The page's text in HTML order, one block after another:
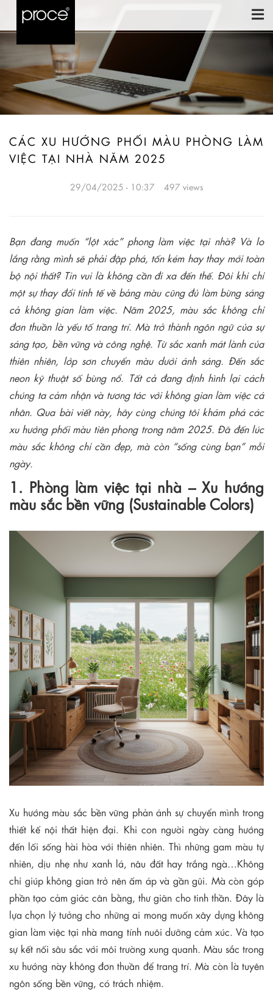
CÁC XU HƯỚNG PHỐI MÀU PHÒNG LÀM
VIỆC TẠI NHÀ NĂM 2025
29/04/2025 - 10:37 497 views
Bạn đang muốn “lột xác” phong làm việc tại nhà? Và lo
lắng rằng mình sẽ phải đập phá, tốn kém hay thay mới toàn
bộ nội thất? Tin vui là không cần đi xa đến thế. Đôi khi chỉ
một sự thay đổi tinh tế về bảng màu cũng đủ làm bừng sáng
cả không gian làm việc. Năm 2025, màu sắc không chỉ
đơn thuần là yếu tố trang trí. Mà trở thành ngôn ngữ của sự
sáng tạo, bền vững và công nghệ. Từ sắc xanh mát lành của
thiên nhiên, lớp sơn chuyển màu dưới ánh sáng. Đến sắc
neon kỹ thuật số bùng nổ. Tất cả đang định hình lại cách
chúng ta cảm nhận và tương tác với không gian làm việc cá
nhân. Qua bài viết này, hãy cùng chúng tôi khám phá các
xu hướng phối màu tiên phong trong năm 2025. Đã đến lúc
màu sắc không chỉ cần đẹp, mà còn “sống cùng bạn” mỗi
ngày.
1. Phòng làm việc tại nhà – Xu hướng
màu sắc bền vững (Sustainable Colors)
Xu hướng màu sắc bền vững phản ánh sự chuyển mình trong
thiết kế nội thất hiện đại. Khi con người ngày càng hướng
đến lối sống hài hòa với thiên nhiên. Thì những gam màu tự
nhiên, dịu nhẹ như xanh lá, nâu đất hay trắng ngà…Không
chỉ giúp không gian trở nên ấm áp và gần gũi. Mà còn góp
phần tạo cảm giác cân bằng, thư giãn cho tinh thần. Đây là
lựa chọn lý tưởng cho những ai mong muốn xây dựng không
gian làm việc tại nhà mang tính nuôi dưỡng cảm xúc. Và tạo
sự kết nối sâu sắc với môi trường xung quanh. Màu sắc trong
xu hướng này không đơn thuần để trang trí. Mà còn là tuyên
ngôn sống bền vững, có trách nhiệm.